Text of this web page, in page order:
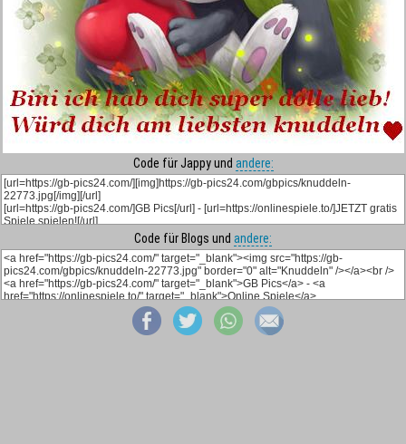
Code für Jappy und andere:
Code für Blogs und andere: